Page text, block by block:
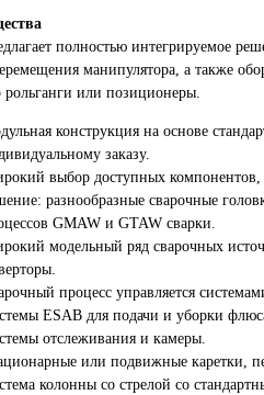
полностью интегрируемое
манипулятора, а также
рольганги или позиционеры.
конструкция на основе
заказу.
выбор доступных компонентов,
разнообразные сварочные
GMAW и GTAW сварки.
модельный ряд сварочных
процесс управляется
ESAB для подачи и уборки
отслеживания и камеры.
или подвижные каретки,
колонны со стрелой со